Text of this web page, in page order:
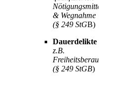
Nötigungsmittels
& Wegnahme
(§ 249 StGB)
Dauerdelikte
z.B.
Freiheitsberaubung
(§ 249 StGB)